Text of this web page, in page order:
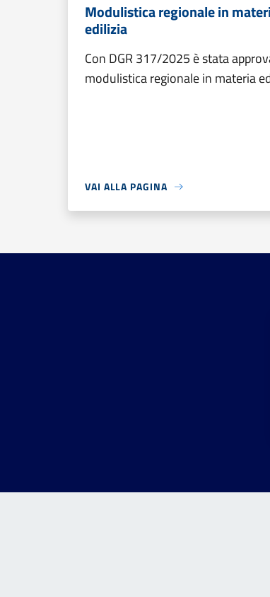
Modulistica regionale in
edilizia
Con DGR 317/2025 è stata
modulistica regionale in materia
VAI ALLA PAGINA